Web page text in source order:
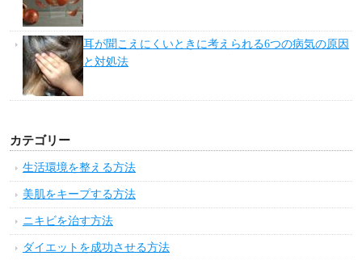
読んでおきたい人気記事
人間関係でいちいちイライラしない方法と簡単スト
レス解消法6選